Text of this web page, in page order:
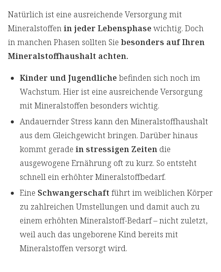
Natürlich ist eine ausreichende Versorgung mit
Mineralstoffenin jeder Lebensphasewichtig. Doch
in manchen Phasen sollten Sie besonders auf Ihren
Mineralstoffhaushalt achten.
Kinder und Jugendlichebefinden sich noch im
Wachstum. Hier ist eine ausreichende Versorgung
mit Mineralstoffen besonders wichtig.
Andauernder Stress kann den Mineralstoffhaushalt
aus dem Gleichgewicht bringen. Darüber hinaus
kommt gerade in stressigen Zeiten die
ausgewogene Ernährung oft zu kurz. So entsteht
schnell ein erhöhter Mineralstoffbedarf.
Eine Schwangerschaft führt im weiblichen Körper
zu zahlreichen Umstellungen und damit auch zu
einem erhöhten Mineralstoff-Bedarf – nicht zuletzt,
weil auch das ungeborene Kind bereits mit
Mineralstoffen versorgt wird.